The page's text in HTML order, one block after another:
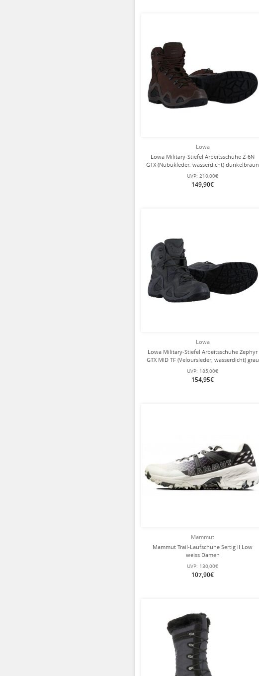
Lowa
Lowa Military-Stiefel Arbeitsschuhe Z-6N
GTX (Nubukleder, wasserdicht) dunkelbraun
UVP: 210,00€
149,90€
Lowa
Lowa Military-Stiefel Arbeitsschuhe Zephyr
GTX MID TF (Veloursleder, wasserdicht) grau
UVP: 185,00€
154,95€
Mammut
Mammut Trail-Laufschuhe Sertig II Low
weiss Damen
UVP: 130,00€
107,90€